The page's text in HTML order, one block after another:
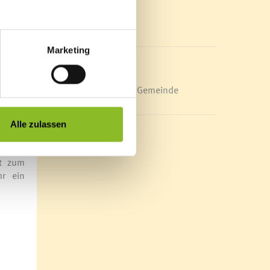
Marketing
Alle zulassen
in
der
zum
ein
Energieeffiziente Gemeinde